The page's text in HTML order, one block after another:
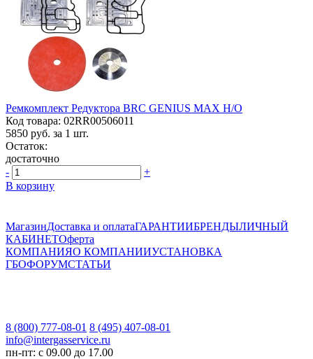
Ремкомплект Редуктора BRC GENIUS MAX Н/о
Код товара: 02RR00506011
5850 руб. за 1 шт.
Остаток:
достаточно
-
+
В корзину
МагазинДоставка и оплатаГАРАНТИИБРЕНДЫЛИЧНЫЙ
КАБИНЕТОферта
КОМПАНИЯО КОМПАНИИУСТАНОВКА
ГБОФОРУМСТАТЬИ
8 (800) 777-08-01 8 (495) 407-08-01
info@intergasservice.ru
пн-пт: с 09.00 до 17.00